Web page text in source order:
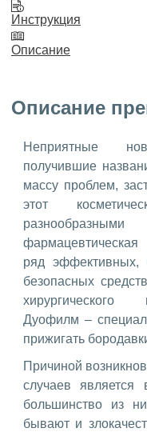
Инструкция
Описание
Описание
Неприятные
получившие
массу проблем,
этот
ряд эффективных,
безопасных
хирургического
Дуофилм –
прижигать
Причиной
случаев является
большинство из
бывают и